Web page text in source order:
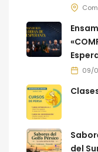
09/
del